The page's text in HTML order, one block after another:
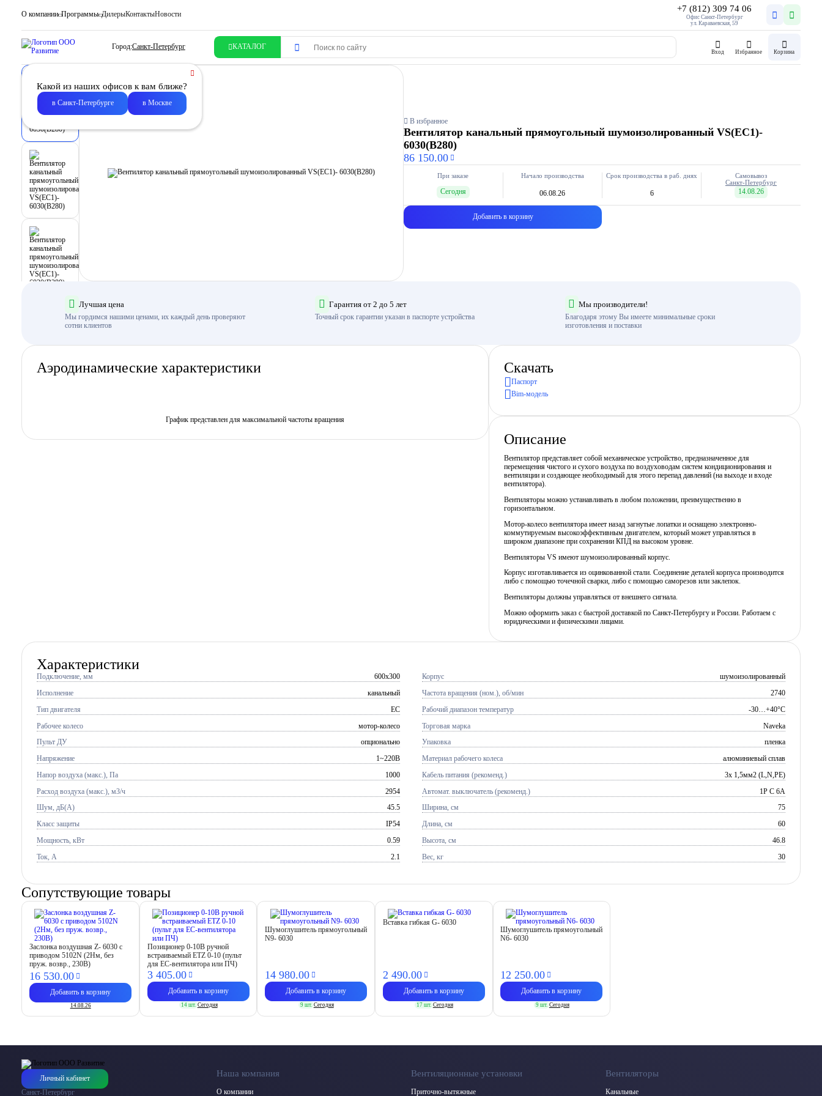
О компании Программы ДилерыКонтактыНовости
+7 (812) 309 74 06
Офис Санкт-Петербург
ул. Караваевская, 59
Город:Санкт-Петербург КАТАЛОГ
Вход Избранное Корзина
Какой из наших офисов к вам ближе?
в Санкт-Петербурге в Москве
В избранное
Вентилятор канальный прямоугольный шумоизолированный VS(EC1)-
6030(B280)
86 150.00
При заказе
Сегодня
Начало производства
06.08.26
Срок производства в раб. днях
6
Самовывоз
Санкт-Петербург
14.08.26
Добавить в корзину
Лучшая цена
Мы гордимся нашими ценами, их каждый день проверяют
сотни клиентов
Гарантия от 2 до 5 лет
Точный срок гарантии указан в паспорте устройства
Мы производители!
Благодаря этому Вы имеете минимальные сроки
изготовления и поставки
Аэродинамические характеристики
График представлен для максимальной частоты вращения
Скачать
Паспорт
Bim-модель
Описание
Вентилятор представляет собой механическое устройство, предназначенное для
перемещения чистого и сухого воздуха по воздуховодам систем кондиционирования и
вентиляции и создающее необходимый для этого перепад давлений (на выходе и входе
вентилятора).
Вентиляторы можно устанавливать в любом положении, преимущественно в
горизонтальном.
Мотор-колесо вентилятора имеет назад загнутые лопатки и оснащено электронно-
коммутируемым высокоэффективным двигателем, который может управляться в
широком диапазоне при сохранении КПД на высоком уровне.
Вентиляторы VS имеют шумоизолированный корпус.
Корпус изготавливается из оцинкованной стали. Соединение деталей корпуса производится
либо с помощью точечной сварки, либо с помощью саморезов или заклепок.
Вентиляторы должны управляться от внешнего сигнала.
Можно оформить заказ с быстрой доставкой по Санкт-Петербургу и России. Работаем с
юридическими и физическими лицами.
Характеристики
Подключение, мм 600x300
Исполнение канальный
Тип двигателя EC
Рабочее колесо мотор-колесо
Пульт ДУ опционально
Напряжение 1~220В
Напор воздуха (макс.), Па 1000
Расход воздуха (макс.), м3/ч 2954
Шум, дБ(А) 45.5
Класс защиты IP54
Мощность, кВт 0.59
Ток, A 2.1
Корпус шумоизолированный
Частота вращения (ном.), об/мин 2740
Рабочий диапазон температур -30…+40°C
Торговая марка Naveka
Упаковка пленка
Материал рабочего колеса алюминиевый сплав
Кабель питания (рекоменд.) 3х 1,5мм2 (L,N,PE)
Автомат. выключатель (рекоменд.) 1P C 6A
Ширина, см 75
Длина, см 60
Высота, см 46.8
Вес, кг 30
Сопутствующие товары
Заслонка воздушная Z- 6030 с
приводом 5102N (2Нм, без
пруж. возвр., 230В)
16 530.00
Добавить в корзину
14.08.26
Позиционер 0-10В ручной
встраиваемый ETZ 0-10 (пульт
для EC-вентилятора или ПЧ)
3 405.00
Добавить в корзину
14 шт. Сегодня
Шумоглушитель прямоугольный
N9- 6030
14 980.00
Добавить в корзину
9 шт. Сегодня
Вставка гибкая G- 6030
2 490.00
Добавить в корзину
17 шт. Сегодня
Шумоглушитель прямоугольный
N6- 6030
12 250.00
Добавить в корзину
9 шт. Сегодня
Личный кабинет
Санкт-Петербург
Наша компания
О компании
Вентиляционные установки
Приточно-вытяжные
Вентиляторы
Канальные